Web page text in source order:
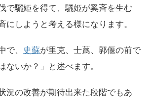
で驪姫を得て、驪姫が奚斉を生む
にしようと考える様になります。
で、 史蘇が里克、士蔿、郭偃の前で
ないか？」と述べます。
況の改善が期待出来た段階でもあ